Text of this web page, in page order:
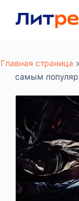
П
е
й
т
к
у
и
Главная страница
самым